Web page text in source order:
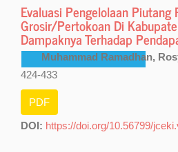
Evaluasi Pengelolaan Piutang
Grosir/Pertokoan Di
Dampaknya Terhadap
Muhammad Ramadhan,
424-433
PDF
DOI: https://doi.org/10.56799/